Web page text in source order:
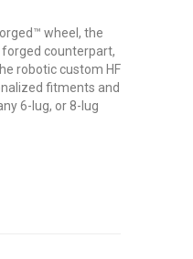
wheel, the
forged counterpart,
robotic custom HF
fitments and
6-lug, or 8-lug